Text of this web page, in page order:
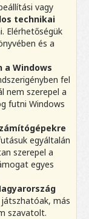
vagy
technikai
Elérhetőségük
és a
a Windows
fel
nem szerepel a
futni Windows
egyáltalán
szerepel a
egyes
más
szavatolt.